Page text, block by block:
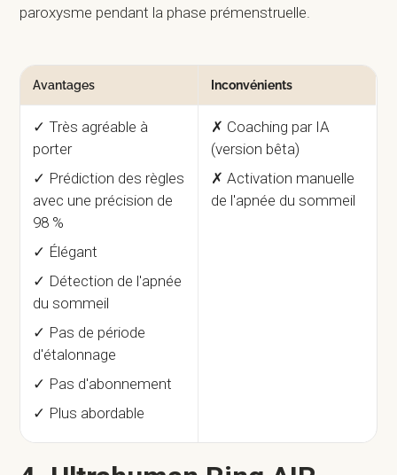
paroxysme pendant la phase prémenstruelle.
Avantages Inconvénients
✓ Très agréable à
porter
✓ Prédiction des règles
avec une précision de
98 %
✓ Élégant
✓ Détection de l'apnée
du sommeil
✓ Pas de période
d'étalonnage
✓ Pas d'abonnement
✓ Plus abordable
✗ Coaching par IA
(version bêta)
✗ Activation manuelle
de l'apnée du sommeil